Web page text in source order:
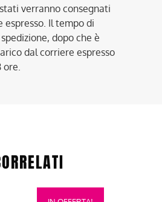
verranno consegnati
Il tempo di
dopo che è
dal corriere espresso
ore.
Questo